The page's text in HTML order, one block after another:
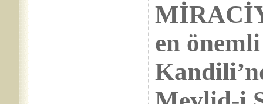
en